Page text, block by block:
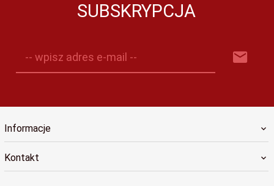
SUBSKRYPCJA
-- wpisz adres e-mail --
Informacje
Kontakt